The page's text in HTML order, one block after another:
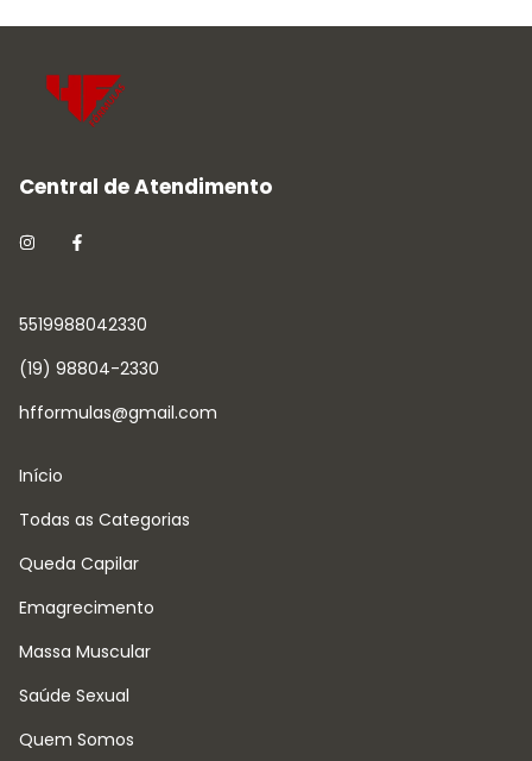
5519988042330
(19) 98804-2330
hfformulas@gmail.com
Início
Todas as Categorias
Queda Capilar
Emagrecimento
Massa Muscular
Saúde Sexual
Quem Somos